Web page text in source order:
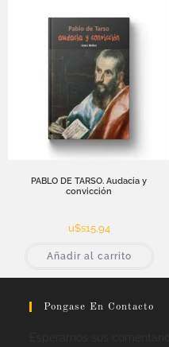
PABLO DE TARSO. Audacia y
convicción
u$s15,94
Añadir al carrito
Pongase En Contacto